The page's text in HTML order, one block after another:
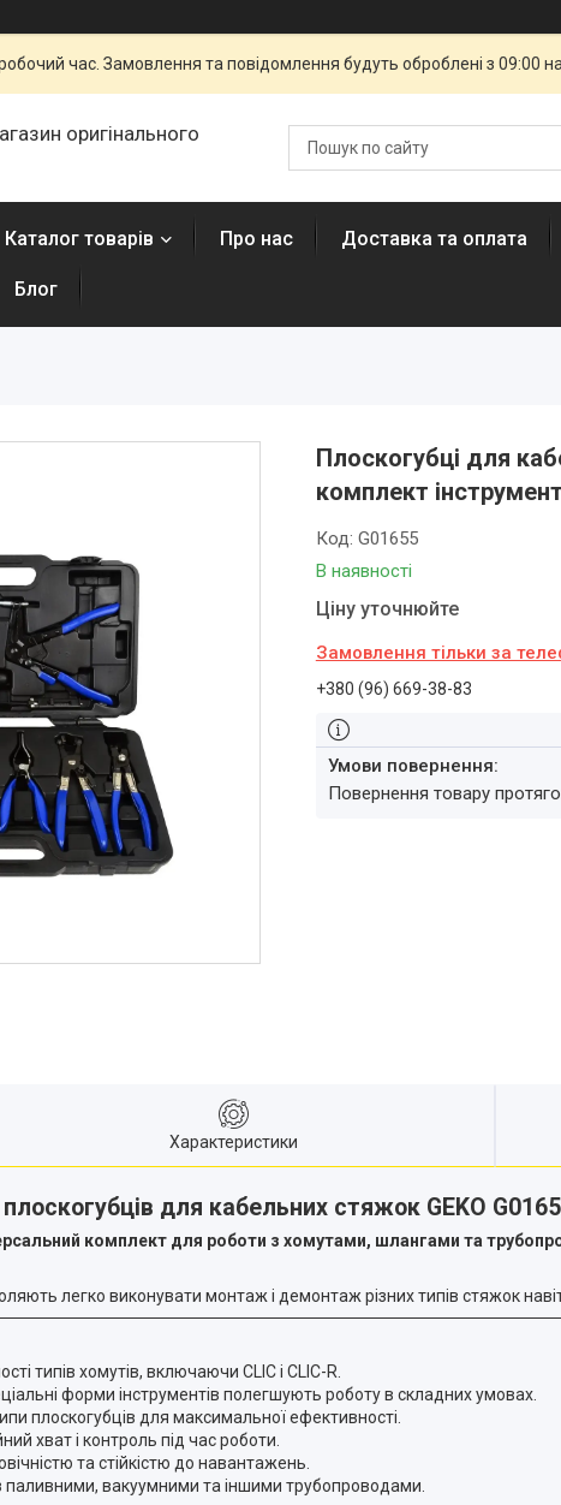
час. Замовлення та повідомлення будуть оброблені з 09:00
оригінального
Каталог товарів Про нас Доставка та оплата
Блог
Плоскогубці для
комплект
В наявності
Код: G01655
Ціну уточнюйте
Замовлення тільки за
+380 (96) 669-38-83
повернення товару
Характеристики
плоскогубців для кабельних стяжок GEKO
комплект для роботи з хомутами, шлангами та
легко виконувати монтаж і демонтаж різних типів стяжок
типів хомутів, включаючи CLIC і CLIC-R.
форми інструментів полегшують роботу в складних умовах.
плоскогубців для максимальної ефективності.
хват і контроль під час роботи.
та стійкістю до навантажень.
паливними, вакуумними та іншими трубопроводами.